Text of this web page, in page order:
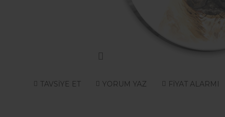
TAVSİYE ET YORUM YAZ FİYAT ALARMI